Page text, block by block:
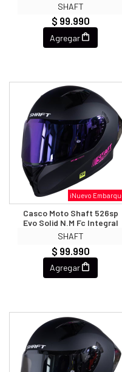
SHAFT
$ 99.990
Agregar
¡Nuevo
Casco Moto Shaft 526sp
Evo Solid N.m Fc Integral
SHAFT
$ 99.990
Agregar